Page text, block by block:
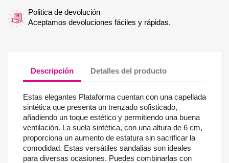
Politica de devolución
Aceptamos devoluciones fáciles y rápidas.
Descripción Detalles del producto
Estas elegantes Plataforma cuentan con una capellada
sintética que presenta un trenzado sofisticado,
añadiendo un toque estético y permitiendo una buena
ventilación. La suela sintética, con una altura de 6 cm,
proporciona un aumento de estatura sin sacrificar la
comodidad. Estas versátiles sandalias son ideales
para diversas ocasiones. Puedes combinarlas con